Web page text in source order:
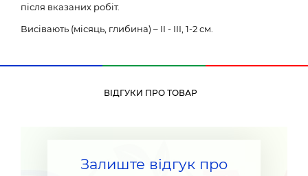
після вказаних робіт.
Висівають (місяць, глибина) – II - III, 1-2 см.
ВІДГУКИ ПРО ТОВАР
Залиште відгук про